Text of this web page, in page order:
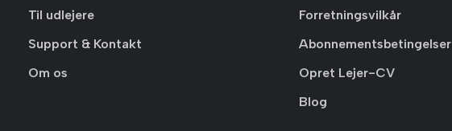
Til udlejere
Support & Kontakt
Om os
Forretningsvilkår
Abonnementsbetingelser
Opret Lejer-CV
Blog